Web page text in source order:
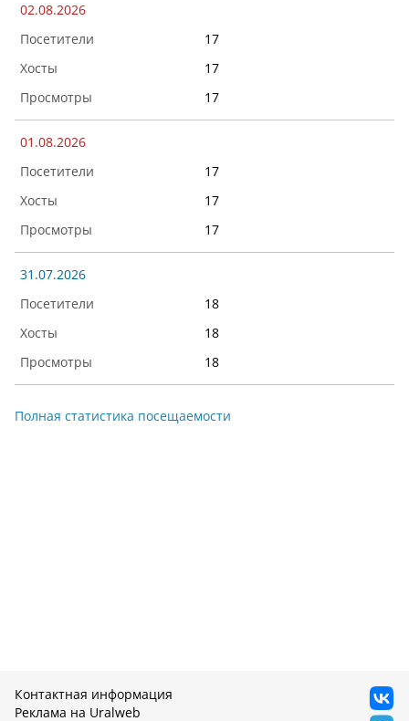
02.08.2026
17
17
17
01.08.2026
17
17
17
31.07.2026
18
18
18
Полная статистика посещаемости
Контактная информация
Реклама на Uralweb